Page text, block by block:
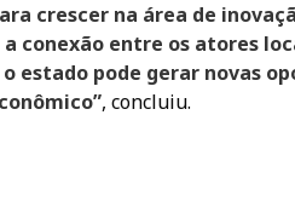
crescer na área de
conexão entre os atores
estado pode gerar novas
, concluiu.